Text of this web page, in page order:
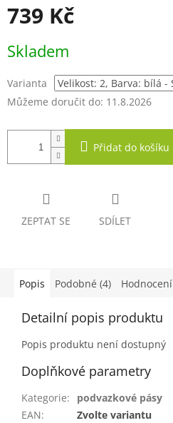
739 Kč
cena:
Skladem
Varianta
Můžeme doručit do: 11.8.2026
Přidat do košíku
ZEPTAT SE SDÍLET
Popis Podobné (4) Hodnocení
Detailní popis produktu
Popis produktu není dostupný
Doplňkové parametry
Kategorie:
podvazkové pásy
EAN: Zvolte variantu